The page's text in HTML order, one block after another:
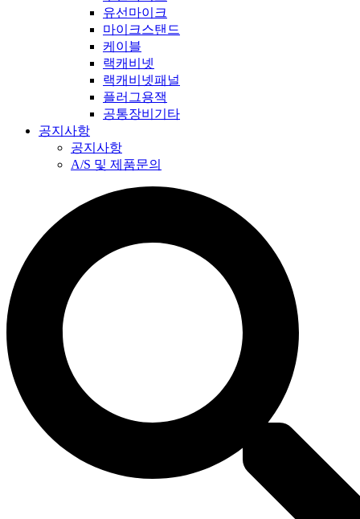
유선마이크
마이크스탠드
케이블
랙캐비넷
랙캐비넷패널
플러그용잭
공통장비기타
공지사항
공지사항
A/S 및 제품문의